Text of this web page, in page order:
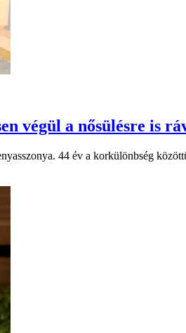
végül a nősülésre is
44 év a korkülönbség